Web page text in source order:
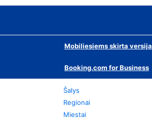
Mobiliesiems skirta versija
Booking.com for Business
Šalys
Regionai
Miestai